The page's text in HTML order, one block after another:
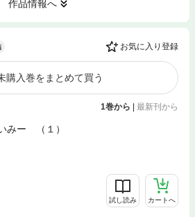
作品情報へ
お気に入り登録
購入巻をまとめて買う
1巻から | 最新刊から
みー （１）
試し読み カートへ